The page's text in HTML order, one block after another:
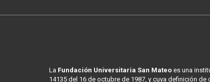
La Fundación Universitaria San Mateo es una
14135 del 16 de octubre de 1987, y cuya definición